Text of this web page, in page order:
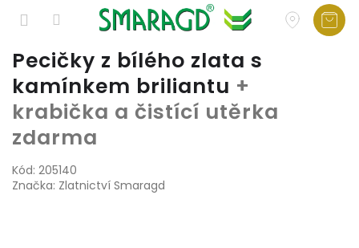
Přejít
obsah
Pecičky z bílého zlata s
kamínkem briliantu +
krabička a čistící utěrka
zdarma
Kód: 205140
Značka: Zlatnictví Smaragd